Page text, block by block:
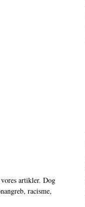
artikler. Dog
racisme,